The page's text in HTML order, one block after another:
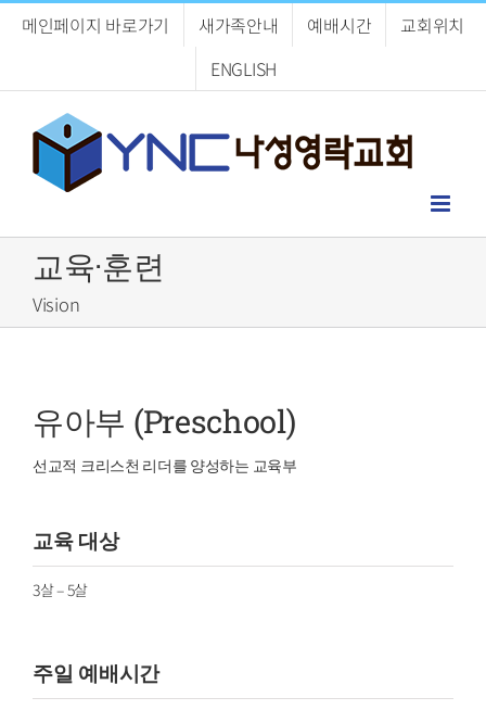
메인페이지 바로가기 새가족안내 예배시간
교회위치
ENGLISH
교육·훈련
Vision
유아부 (Preschool)
선교적 크리스천 리더를 양성하는 교육부
교육 대상
3살 – 5살
주일 예배시간